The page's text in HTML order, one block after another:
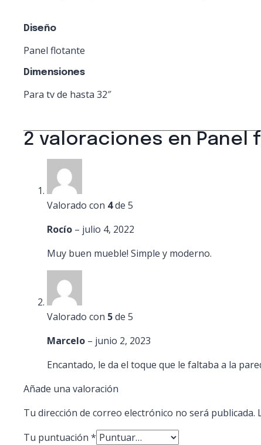
Diseño
Panel flotante
Dimensiones
Para tv de hasta 32″
2 valoraciones en Panel
Valorado con 4de 5
Rocío – julio 4, 2022
Muy buen mueble! Simple y moderno.
Valorado con 5de 5
Marcelo – junio 2, 2023
Encantado, le da el toque que le faltaba a la
Añade una valoración
Tu dirección de correo electrónico no será publicada.
Tu puntuación *